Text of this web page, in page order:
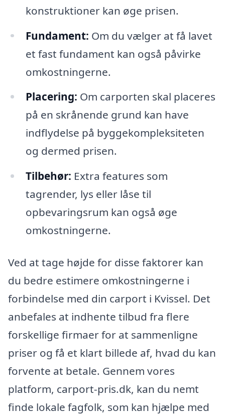
konstruktioner kan øge prisen.
Fundament: Om du vælger at få lavet
et fast fundament kan også påvirke
omkostningerne.
Placering: Om carporten skal placeres
på en skrånende grund kan have
indflydelse på byggekompleksiteten
og dermed prisen.
Tilbehør: Extra features som
tagrender, lys eller låse til
opbevaringsrum kan også øge
omkostningerne.
Ved at tage højde for disse faktorer kan
du bedre estimere omkostningerne i
forbindelse med din carport i Kvissel. Det
anbefales at indhente tilbud fra flere
forskellige firmaer for at sammenligne
priser og få et klart billede af, hvad du kan
forvente at betale. Gennem vores
platform, carport-pris.dk, kan du nemt
finde lokale fagfolk, som kan hjælpe med